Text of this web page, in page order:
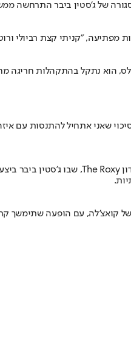
של ג'סטין ביבר התרחשה
מפתיעה, "קניתי קצת רביולי
נתקל בהתקהלות חריגה
שאני אתחיל להתנסות עם
של קואצ'לה, עם הופעה